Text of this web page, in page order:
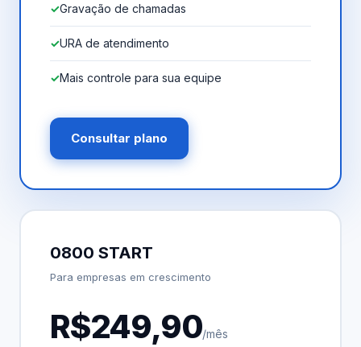
Gravação de chamadas
URA de atendimento
Mais controle para sua equipe
Consultar plano
0800 START
Para empresas em crescimento
R$249,90/mês